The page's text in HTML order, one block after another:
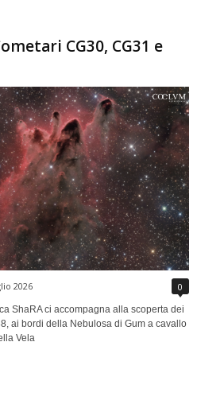
CG30, CG31 e
2026 0
ShaRA ci accompagna alla scoperta dei
ai bordi della Nebulosa di Gum a cavallo
Vela